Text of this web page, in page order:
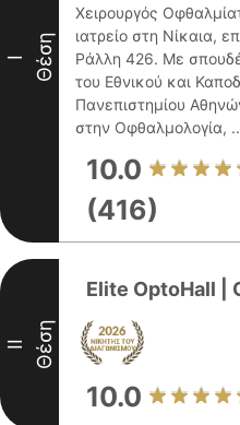
I Θέση
Χειρουργός
ιατρείο στη Νίκαια,
Ράλλη 426. Με
του Εθνικού και
Πανεπιστημίου
στην Οφθαλμολογία,
10.0
(416)
II Θέση
Elite OptoHall |
10.0